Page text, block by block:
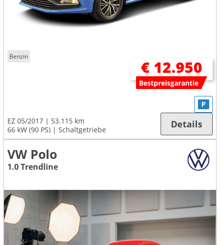
Benzin
€ 12.950
Bestpreisgarantie
EZ 05/2017
53.115 km
66 kW (90 PS)
Schaltgetriebe
P
Details
VW Polo
1.0 Trendline